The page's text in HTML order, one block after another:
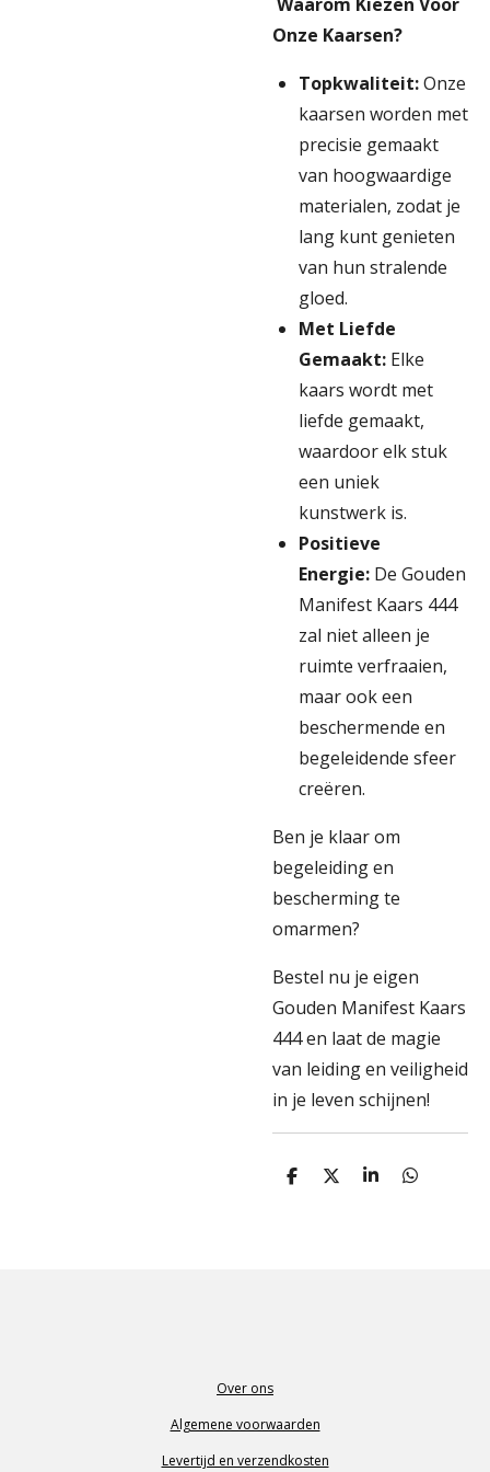
Onze Kaarsen?
Topkwaliteit:Onze
kaarsen worden met
precisie gemaakt
van hoogwaardige
materialen, zodat je
lang kunt genieten
van hun stralende
gloed.
Met Liefde
Gemaakt: Elke
kaars wordt met
liefde gemaakt,
waardoor elk stuk
een uniek
kunstwerk is.
Positieve
Energie: De Gouden
Manifest Kaars 444
zal niet alleen je
ruimte verfraaien,
maar ook een
beschermende en
begeleidende sfeer
creëren.
Ben je klaar om
begeleiding en
bescherming te
omarmen?
Bestel nu je eigen
Gouden Manifest Kaars
444 en laat de magie
van leiding en veiligheid
in je leven schijnen!
D
D
S
D
Over ons
Algemene voorwaarden
Levertijd en verzendkosten